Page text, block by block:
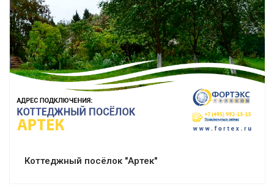
Смотреть проект
Коттеджный посёлок "Артек"